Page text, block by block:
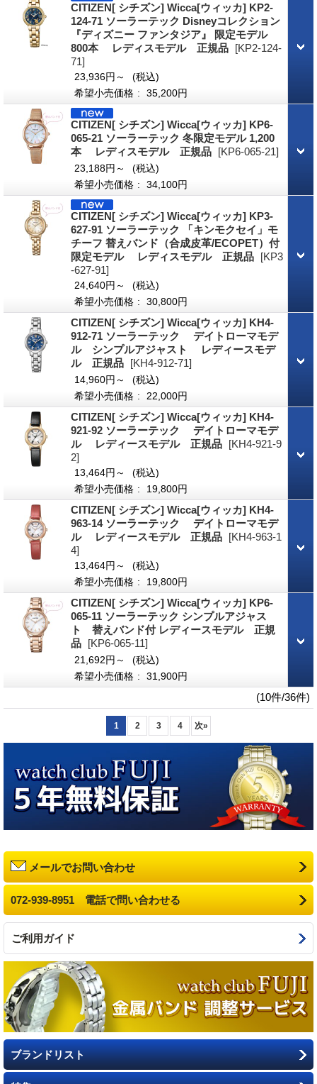
CITIZEN[ シチズン] Wicca[ウィッカ] KP2-
124-71 ソーラーテック Disneyコレクション
『ディズニー ファンタジア』 限定モデル
800本 レディスモデル 正規品 [KP2-124-
71]
23,936円～
(税込)
希望小売価格 : 35,200円
CITIZEN[ シチズン] Wicca[ウィッカ] KP6-
065-21 ソーラーテック 冬限定モデル 1,200
本 レディスモデル 正規品 [KP6-065-21]
23,188円～
(税込)
希望小売価格 : 34,100円
CITIZEN[ シチズン] Wicca[ウィッカ] KP3-
627-91 ソーラーテック 「キンモクセイ」モ
チーフ 替えバンド（合成皮革/ECOPET）付
限定モデル レディスモデル 正規品 [KP3
-627-91]
24,640円～
(税込)
希望小売価格 : 30,800円
CITIZEN[ シチズン] Wicca[ウィッカ] KH4-
912-71 ソーラーテック デイトローマモデ
ル シンプルアジャスト レディースモデ
ル 正規品 [KH4-912-71]
14,960円～
(税込)
希望小売価格 : 22,000円
CITIZEN[ シチズン] Wicca[ウィッカ] KH4-
921-92 ソーラーテック デイトローマモデ
ル レディースモデル 正規品 [KH4-921-9
2]
13,464円～
(税込)
希望小売価格 : 19,800円
CITIZEN[ シチズン] Wicca[ウィッカ] KH4-
963-14 ソーラーテック デイトローマモデ
ル レディースモデル 正規品 [KH4-963-1
4]
13,464円～
(税込)
希望小売価格 : 19,800円
CITIZEN[ シチズン] Wicca[ウィッカ] KP6-
065-11 ソーラーテック シンプルアジャス
ト 替えバンド付 レディースモデル 正規
品 [KP6-065-11]
21,692円～
(税込)
希望小売価格 : 31,900円
(10件/36件)
1 2 3 4 次»
メールでお問い合わせ
072-939-8951 電話で問い合わせる
ご利用ガイド
ブランドリスト